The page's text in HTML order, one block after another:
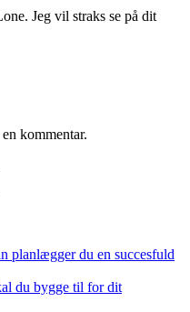
Jeg vil straks se på dit
kommentar.
planlægger du en succesfuld
du bygge til for dit